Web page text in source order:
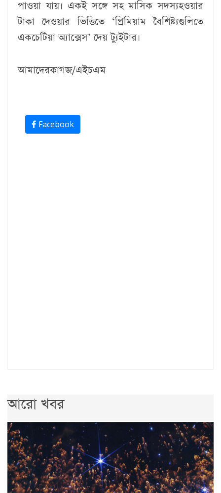
পাওয়া যায়। একই সঙ্গে সহ মাসিক সদস্যহওয়ার
টাকা দেওয়ার ভিত্তিতে ‘প্রিমিয়াম বৈশিষ্ট্যগুলিতে
একচেটিয়া অ্যাক্সেস’ দেয় ট্যুইটার।
আমাদেরকাগজ/এইচএম
Facebook
আরো খবর